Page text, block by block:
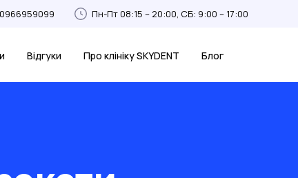
Пн-Пт 08:15 – 20:00, СБ: 9:00 – 17:00
Відгуки Про клініку SKYDENT Блог